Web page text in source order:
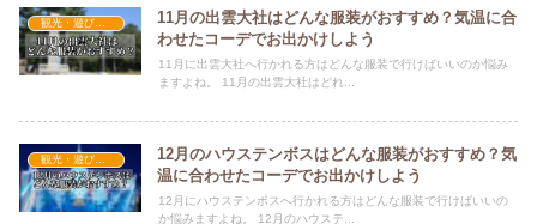
観光・遊びスポット×おすすめの服装
11月の出雲大社はどんな服装がおすすめ？気温に合
わせたコーデでお出かけしよう
11月に出雲大社へ行かれる方はどんな服装で行けばいいのか悩み
ますよね。 11月の出雲大社はどれ...
観光・遊びスポット×おすすめの服装
12月のハウステンボスはどんな服装がおすすめ？気
温に合わせたコーデでお出かけしよう
12月にハウステンボスへ行かれる方はどんな服装で行けばいいの
か悩みますよね。 12月のハウステ...